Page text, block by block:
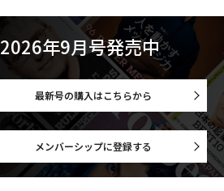
2026年9月号発売中
最新号の購入はこちらから
メンバーシップに登録する